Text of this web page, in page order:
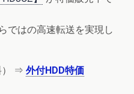
ではの高速転送を実現し
） ⇒ 外付HDD特価